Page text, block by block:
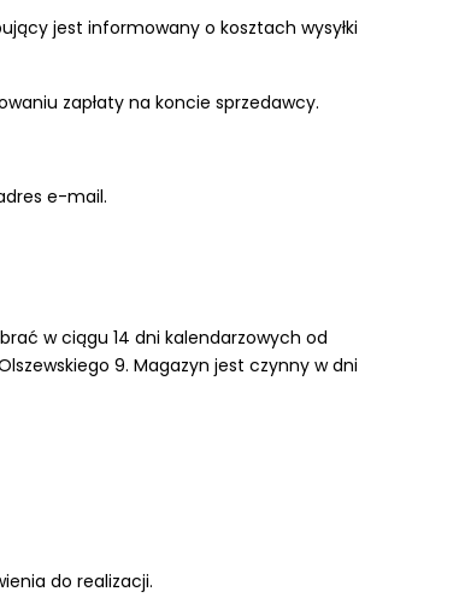
jest informowany o kosztach wysyłki
zapłaty na koncie sprzedawcy.
e-mail.
w ciągu 14 dni kalendarzowych od
9. Magazyn jest czynny w dni
do realizacji.